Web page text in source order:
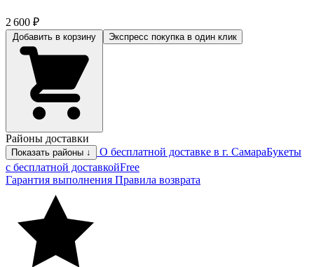
2 600 ₽
Экспресс покупка в один клик
Районы доставки
Показать районы ↓ О бесплатной доставке в г. СамараБукеты
с бесплатной доставкойFree
Гарантия выполнения Правила возврата